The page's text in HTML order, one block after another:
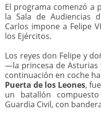
El programa comenzó a
la Sala de Audiencias
Carlos impone a Felipe
los Ejércitos.
Los reyes don Felipe y
—la princesa de
continuación en coche
Puerta de los Leones,
un batallón
Guardia Civil, con